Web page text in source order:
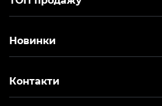
Новинки
Контакти